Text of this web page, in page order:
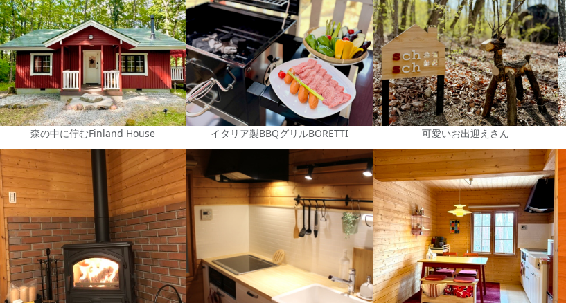
森の中に佇むFinland House イタリア製BBQグリルBORETTI 可愛いお出迎えさん